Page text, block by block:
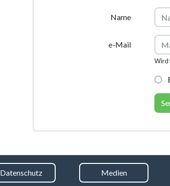
Name
e-Mail
Wird
Datenschutz Medien